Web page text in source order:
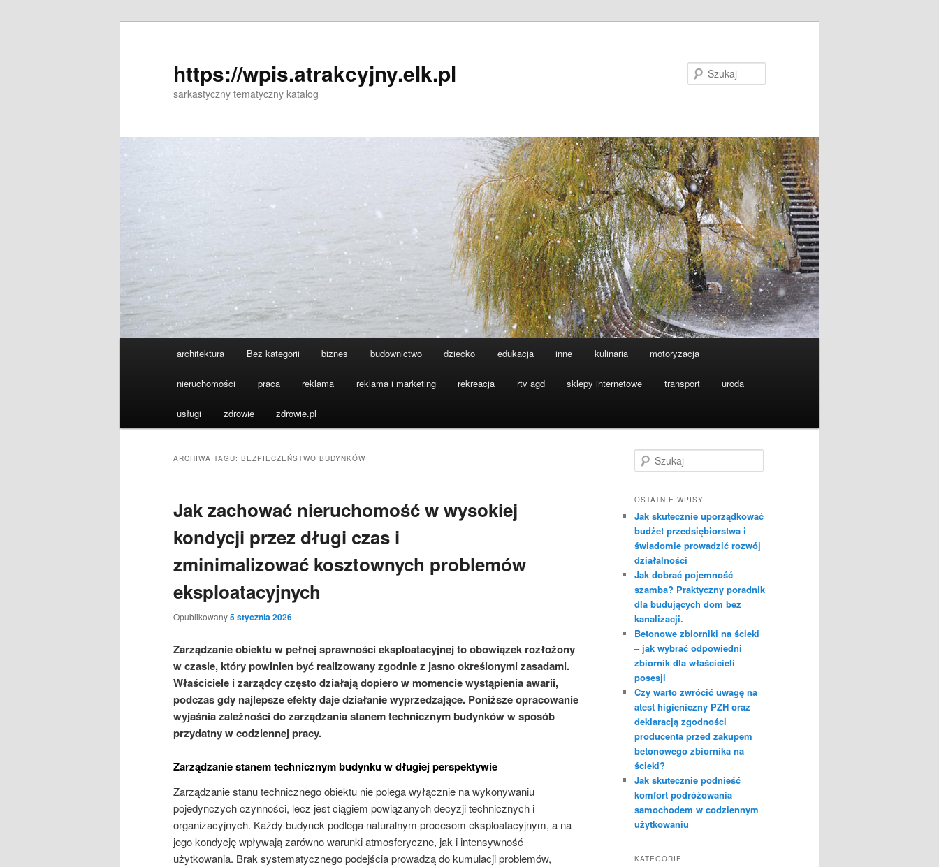
https://wpis.atrakcyjny.elk.pl
sarkastyczny tematyczny katalog
architektura Bez kategorii biznes budownictwo dziecko edukacja inne kulinaria motoryzacja
nieruchomości praca reklama reklama i marketing rekreacja rtv agd sklepy internetowe transport uroda
usługi zdrowie zdrowie.pl
ARCHIWA TAGU: BEZPIECZEŃSTWO BUDYNKÓW
Jak zachować nieruchomość w wysokiej
kondycji przez długi czas i
zminimalizować kosztownych problemów
eksploatacyjnych
Opublikowany5 stycznia 2026
Zarządzanie obiektu w pełnej sprawności eksploatacyjnej to obowiązek rozłożony
w czasie, który powinien być realizowany zgodnie z jasno określonymi zasadami.
Właściciele i zarządcy często działają dopiero w momencie wystąpienia awarii,
podczas gdy najlepsze efekty daje działanie wyprzedzające. Poniższe opracowanie
wyjaśnia zależności do zarządzania stanem technicznym budynków w sposób
przydatny w codziennej pracy.
Zarządzanie stanem technicznym budynku w długiej perspektywie
Zarządzanie stanu technicznego obiektu nie polega wyłącznie na wykonywaniu
pojedynczych czynności, lecz jest ciągiem powiązanych decyzji technicznych i
organizacyjnych. Każdy budynek podlega naturalnym procesom eksploatacyjnym, a na
jego kondycję wpływają zarówno warunki atmosferyczne, jak i intensywność
użytkowania. Brak systematycznego podejścia prowadzą do kumulacji problemów,
z
k
j
OSTATNIE WPISY
Jak skutecznie uporządkować
budżet przedsiębiorstwa i
świadomie prowadzić rozwój
działalności
Jak dobrać pojemność
szamba? Praktyczny poradnik
dla budujących dom bez
kanalizacji.
Betonowe zbiorniki na ścieki
– jak wybrać odpowiedni
zbiornik dla właścicieli
posesji
Czy warto zwrócić uwagę na
atest higieniczny PZH oraz
deklaracją zgodności
producenta przed zakupem
betonowego zbiornika na
ścieki?
Jak skutecznie podnieść
komfort podróżowania
samochodem w codziennym
użytkowaniu
KATEGORIE